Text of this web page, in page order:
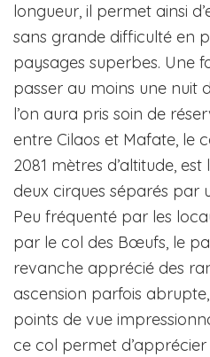
longueur, il permet ainsi
sans grande difficulté en
paysages superbes. Une
passer au moins une nuit
l’on aura pris soin de
entre Cilaos et Mafate, le
2081 mètres d’altitude,
deux cirques séparés par
Peu fréquenté par les
par le col des Bœufs, le
revanche apprécié des
ascension parfois
points de vue
ce col permet